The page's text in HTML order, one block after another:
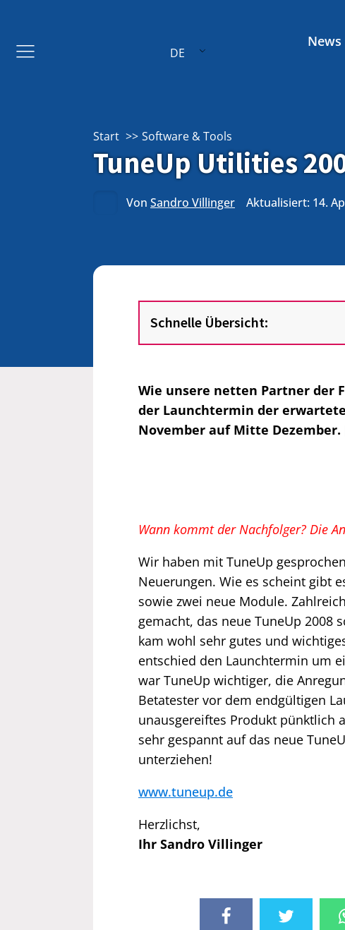
DE
News
Start Software & Tools
TuneUp Utilities
Von Sandro Villinger Aktualisiert: 14.
Schnelle Übersicht:
Wie unsere netten Partner der
der Launchtermin der
November auf Mitte Dezember.
Wann kommt der Nachfolger? Die
Wir haben mit TuneUp
Neuerungen. Wie es scheint gibt
sowie zwei neue Module.
gemacht, das neue TuneUp 2008
kam wohl sehr gutes und
entschied den Launchtermin um
war TuneUp wichtiger, die
Betatester vor dem endgültigen
unausgereiftes Produkt pünktlich
sehr gespannt auf das neue
unterziehen!
www.tuneup.de
Herzlichst,
Ihr Sandro Villinger